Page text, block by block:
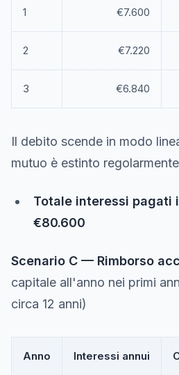
1 €7.600
2 €7.220
3 €6.840
Il debito scende in modo
mutuo è estinto
Totale interessi pagati
€80.600
Scenario C — Rimborso
capitale all'anno nei primi
circa 12 anni)
Anno Interessi annui